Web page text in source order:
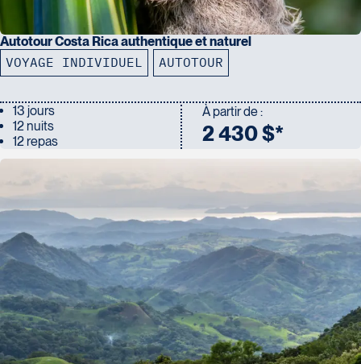
Autotour Costa Rica authentique et naturel
VOYAGE INDIVIDUEL AUTOTOUR
13 jours
12 nuits
12 repas
À partir de :
2 430 $*